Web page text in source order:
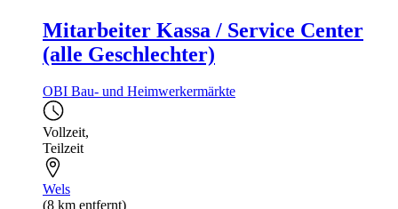
Mitarbeiter Kassa / Service Center
(alle Geschlechter)
OBI Bau- und Heimwerkermärkte
Vollzeit,
Teilzeit
Wels
(8 km entfernt)